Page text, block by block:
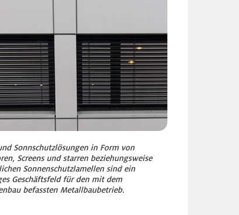
Sonnschutzlösungen in Form von
Screens und starren beziehungsweise
Sonnenschutzlamellen sind ein
Geschäftsfeld für den mit dem
befassten Metallbaubetrieb.